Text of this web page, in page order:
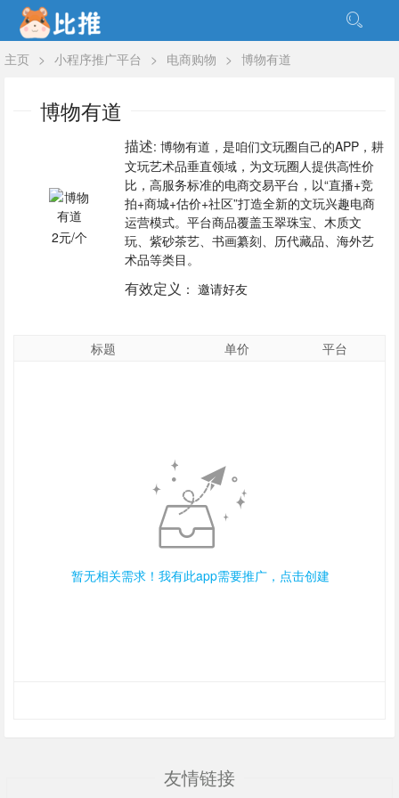
主页 > 小程序推广平台 > 电商购物 > 博物有道
博物有道
2元/个
描述: 博物有道，是咱们文玩圈自己的APP，耕
文玩艺术品垂直领域，为文玩圈人提供高性价
比，高服务标准的电商交易平台，以“直播+竞
拍+商城+估价+社区”打造全新的文玩兴趣电商
运营模式。平台商品覆盖玉翠珠宝、木质文
玩、紫砂茶艺、书画纂刻、历代藏品、海外艺
术品等类目。
有效定义 ： 邀请好友
标题 单价 平台
暂无相关需求！我有此app需要推广，点击创建
友情链接